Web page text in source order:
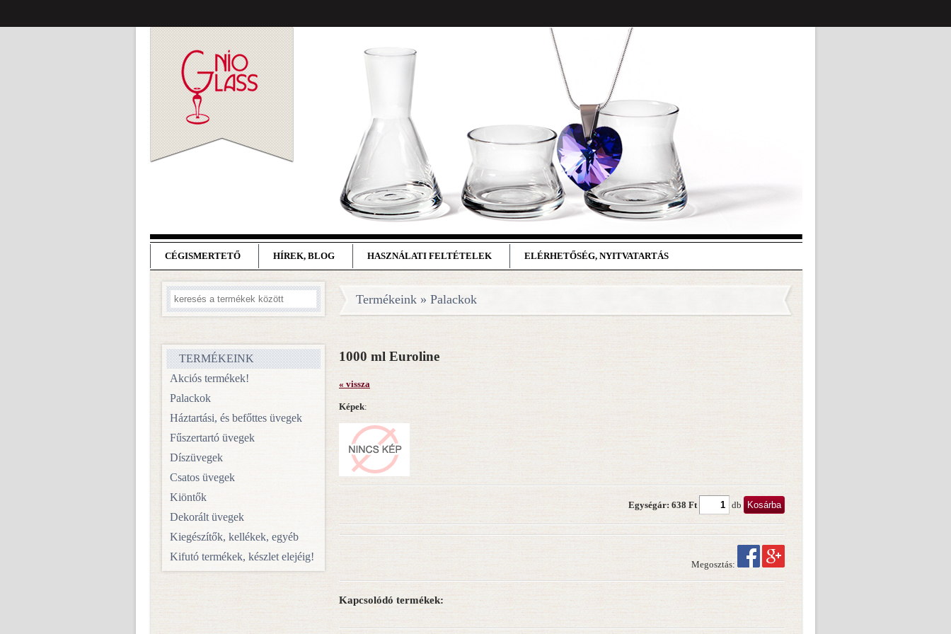
CÉGISMERTETŐ HÍREK, BLOG HASZNÁLATI FELTÉTELEK ELÉRHETŐSÉG, NYITVATARTÁS
TERMÉKEINK
Akciós termékek!
Palackok
Háztartási, és befőttes üvegek
Fűszertartó üvegek
Díszüvegek
Csatos üvegek
Kiöntők
Dekorált üvegek
Kiegészítők, kellékek, egyéb
Kifutó termékek, készlet elejéig!
Termékeink » Palackok
1000 ml Euroline
« vissza
Képek:
Egységár: 638 Ft db Kosárba
Megosztás:
Kapcsolódó termékek: